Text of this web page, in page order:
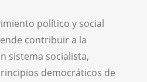
político y social
contribuir a la
sistema socialista,
democráticos de